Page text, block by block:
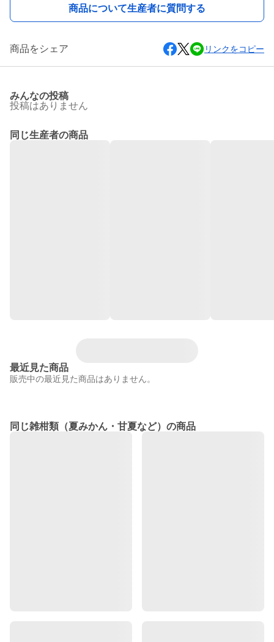
商品について生産者に質問する
商品をシェア リンクをコピー
みんなの投稿
投稿はありません
同じ生産者の商品
最近見た商品
販売中の最近見た商品はありません。
同じ雑柑類（夏みかん・甘夏など）の商品